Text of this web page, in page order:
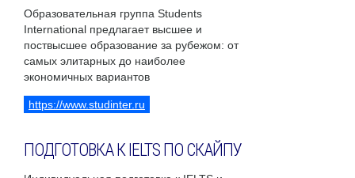
Образовательная группа Students
International предлагает высшее и
поствысшее образование за рубежом: от
самых элитарных до наиболее
экономичных вариантов
https://www.studinter.ru
ПОДГОТОВКА К IELTS ПО СКАЙПУ